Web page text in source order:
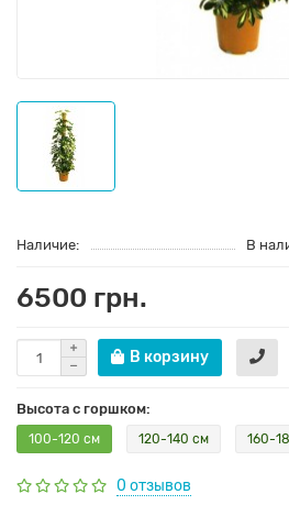
Наличие: В
6500 грн.
В корзину
Высота с горшком:
100-120 см 120-140 см 160-
0 отзывов